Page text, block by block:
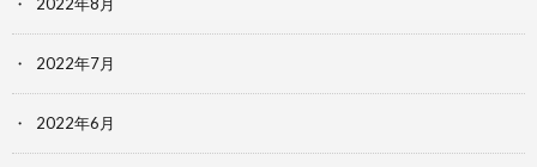
2022年7月
2022年6月